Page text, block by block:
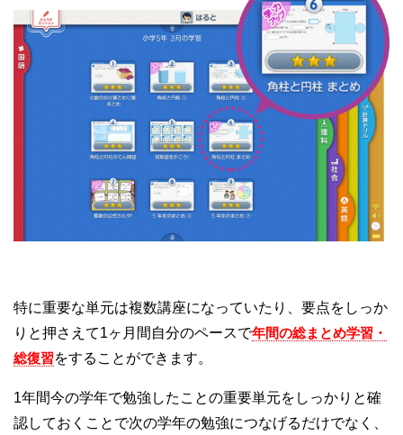
特に重要な単元は複数講座になっていたり、要点をしっか
りと押さえて1ヶ月間自分のペースで年間の総まとめ学習・
総復習をすることができます。
1年間今の学年で勉強したことの重要単元をしっかりと確
認しておくことで次の学年の勉強につなげるだけでなく、